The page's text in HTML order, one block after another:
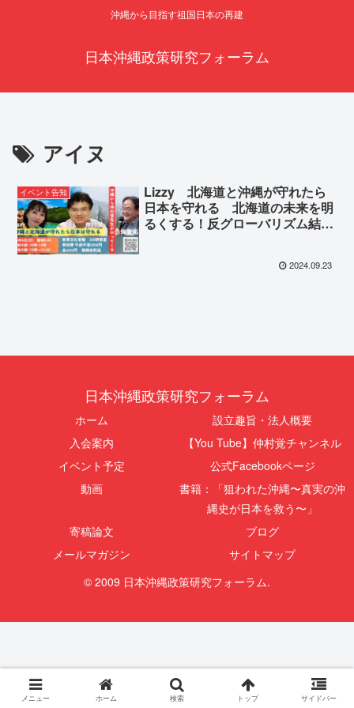
沖縄から目指す祖国日本の再建
日本沖縄政策研究フォーラム
アイヌ
イベント告知
Lizzy 北海道と沖縄が守れたら
日本を守れる 北海道の未来を明
るくする！反グローバリズム結
2024.09.23
日本沖縄政策研究フォーラム
ホーム
設立趣旨・法人概要
入会案内
【You Tube】仲村覚チャンネル
イベント予定
公式Facebookページ
動画
書籍：「狙われた沖縄〜真実の沖
縄史が日本を救う〜」
寄稿論文
ブログ
メールマガジン
サイトマップ
© 2009 日本沖縄政策研究フォーラム.
メニュー ホーム 検索 トップ サイドバー